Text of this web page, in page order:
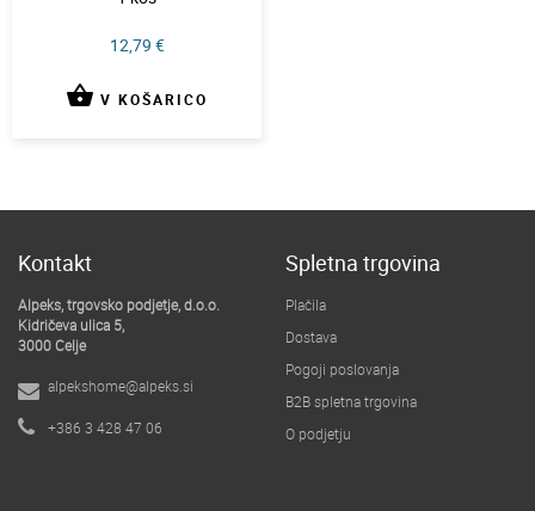
12,79 €
shopping_basket V KOŠARICO
Kontakt
Alpeks, trgovsko podjetje, d.o.o.
Kidričeva ulica 5,
3000 Celje
alpekshome@alpeks.si
+386 3 428 47 06
Spletna trgovina
Plačila
Dostava
Pogoji poslovanja
B2B spletna trgovina
O podjetju